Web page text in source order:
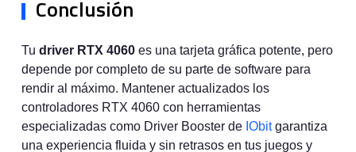
Conclusión
Tudriver RTX 4060 es una tarjeta gráfica potente, pero
depende por completo de su parte de software para
rendir al máximo. Mantener actualizados los
controladores RTX 4060 con herramientas
especializadas como Driver Booster de IObitgarantiza
una experiencia fluida y sin retrasos en tus juegos y